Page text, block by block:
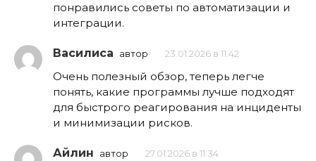
понравились советы по автоматизации и
интеграции.
Василиса автор 23.01.2026 в 11:42
Очень полезный обзор, теперь легче
понять, какие программы лучше подходят
для быстрого реагирования на инциденты
и минимизации рисков.
Айлин автор 27.01.2026 в 11:34